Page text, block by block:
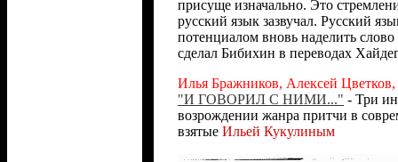
присуще изначально. Это
русский язык зазвучал. Русский
потенциалом вновь наделить
сделал Бибихин в переводах
Илья Бражников, Алексей
"И ГОВОРИЛ С НИМИ..." - Три
возрождении жанра притчи в
взятые Ильей Кукулиным